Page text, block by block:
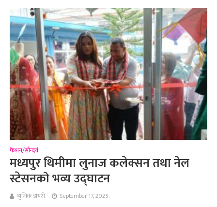
फेशन/सौन्दर्य
मध्यपुर थिमीमा लुनाज कलेक्सन तथा नेल
स्टेसनको भव्य उद्घाटन
म्युजिक डायरी September 17, 2025